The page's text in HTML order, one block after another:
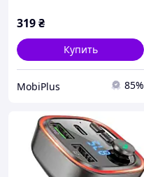
319₴
Купить
MobiPlus 85%